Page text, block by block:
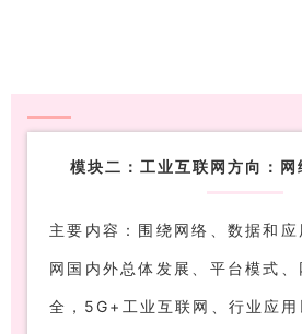
模块二：工业互联网方向：网
主要内容：围绕网络、数据和
网国内外总体发展、平台模式
全，5G+工业互联网、行业应